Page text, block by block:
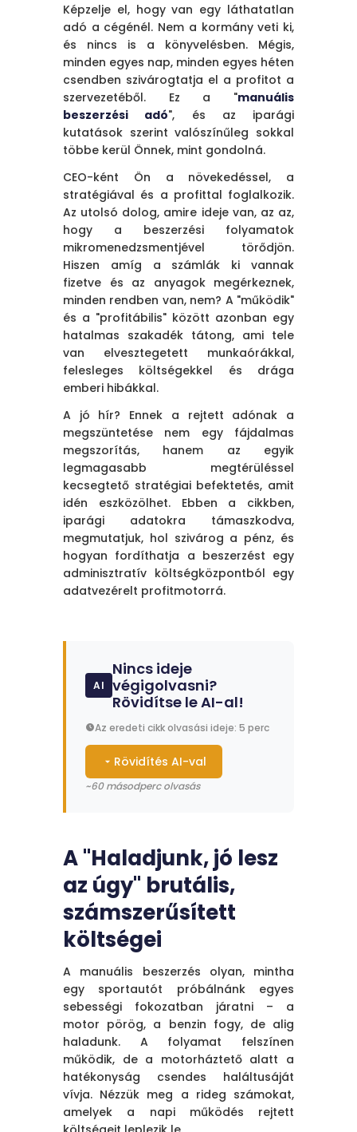
Képzelje el, hogy van egy láthatatlan
adó a cégénél. Nem a kormány veti ki,
és nincs is a könyvelésben. Mégis,
minden egyes nap, minden egyes héten
csendben szivárogtatja el a profitot a
szervezetéből. Ez a "manuális
beszerzési adó", és az iparági
kutatások szerint valószínűleg sokkal
többe kerül Önnek, mint gondolná.
CEO-ként Ön a növekedéssel, a
stratégiával és a profittal foglalkozik.
Az utolsó dolog, amire ideje van, az az,
hogy a beszerzési folyamatok
mikromenedzsmentjével törődjön.
Hiszen amíg a számlák ki vannak
fizetve és az anyagok megérkeznek,
minden rendben van, nem? A "működik"
és a "profitábilis" között azonban egy
hatalmas szakadék tátong, ami tele
van elvesztegetett munkaórákkal,
felesleges költségekkel és drága
emberi hibákkal.
A jó hír? Ennek a rejtett adónak a
megszüntetése nem egy fájdalmas
megszorítás, hanem az egyik
legmagasabb megtérüléssel
kecsegtető stratégiai befektetés, amit
idén eszközölhet. Ebben a cikkben,
iparági adatokra támaszkodva,
megmutatjuk, hol szivárog a pénz, és
hogyan fordíthatja a beszerzést egy
adminisztratív költségközpontból egy
adatvezérelt profitmotorrá.
AI
Nincs ideje
végigolvasni?
Rövidítse le AI-al!
Az eredeti cikk olvasási ideje: 5 perc
Rövidítés AI-val
~60 másodperc olvasás
A Manuális
Beszerzés Rejtett
Adója
A vállalata pénzt veszít
egy láthatatlan
"beszerzési adó" miatt –
a manuális folyamatok
rejtett költségei miatt,
ami évente több
százezer forintba
kerülhet.
A brutális valóság:Egy
számla manuális
feldolgozása 13-16
dollárba kerül a 1,42-6
A "Haladjunk, jó lesz
az úgy" brutális,
számszerűsített
költségei
A manuális beszerzés olyan, mintha
egy sportautót próbálnánk egyes
sebességi fokozatban járatni – a
motor pörög, a benzin fogy, de alig
haladunk. A folyamat felszínen
működik, de a motorháztető alatt a
hatékonyság csendes haláltusáját
vívja. Nézzük meg a rideg számokat,
amelyek a napi működés rejtett